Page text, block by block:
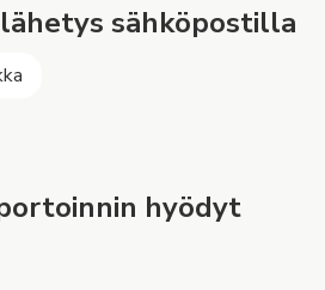
sähköpostilla
hyödyt